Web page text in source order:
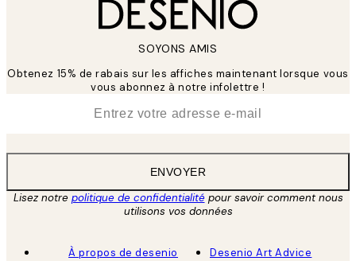
SOYONS AMIS
Obtenez 15% de rabais sur les affiches maintenant lorsque vous
vous abonnez à notre infolettre !
ENVOYER
Lisez notre politique de confidentialitépour savoir comment nous
utilisons vos données
À propos de desenio
Desenio Art Advice